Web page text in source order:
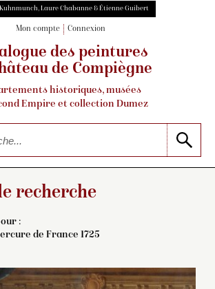
Laure Chabanne & Étienne Guibert
Mon compte Connexion
des peintures
de Compiègne
historiques, musées
Empire et collection Dumez
recherche
:
de France 1725